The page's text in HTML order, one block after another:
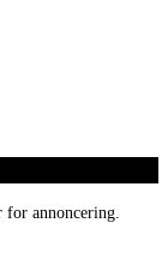
annoncering.